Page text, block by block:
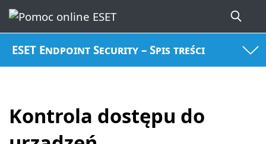
ESET Endpoint Security – Spis treści
Kontrola dostępu do